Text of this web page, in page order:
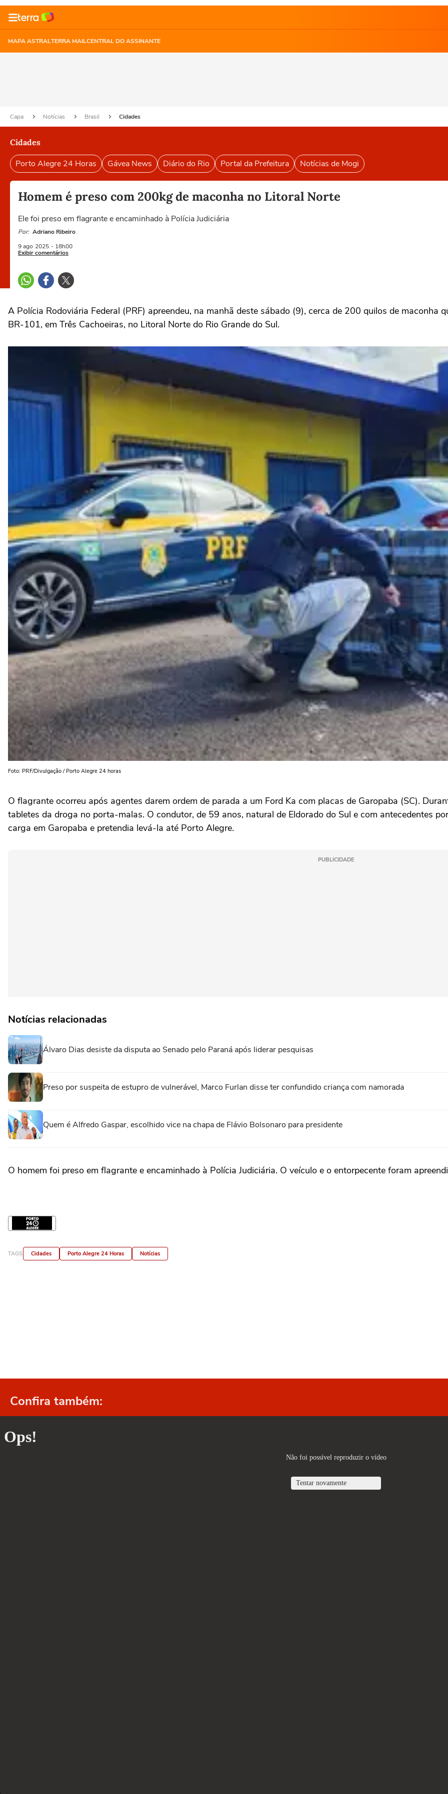
MAPA ASTRALTERRA MAILCENTRAL DO ASSINANTE
Capa Notícias Brasil Cidades
Cidades
Porto Alegre 24 Horas Gávea News Diário do Rio Portal da Prefeitura Notícias de Mogi
Homem é preso com 200kg de maconha no Litoral Norte
Ele foi preso em flagrante e encaminhado à Polícia Judiciária
Por: Adriano Ribeiro
9 ago 2025 - 18h00
Exibir comentários
A Polícia Rodoviária Federal (PRF) apreendeu, na manhã deste sábado (9), cerca de 200 quilos de maconha
BR-101, em Três Cachoeiras, no Litoral Norte do Rio Grande do Sul.
Foto: PRF/Divulgação / Porto Alegre 24 horas
O flagrante ocorreu após agentes darem ordem de parada a um Ford Ka com placas de Garopaba (SC).
tabletes da droga no porta-malas. O condutor, de 59 anos, natural de Eldorado do Sul e com antecedentes
carga em Garopaba e pretendia levá-la até Porto Alegre.
PUBLICIDADE
Notícias relacionadas
Álvaro Dias desiste da disputa ao Senado pelo Paraná após liderar pesquisas
Preso por suspeita de estupro de vulnerável, Marco Furlan disse ter confundido criança com namorada
Quem é Alfredo Gaspar, escolhido vice na chapa de Flávio Bolsonaro para presidente
O homem foi preso em flagrante e encaminhado à Polícia Judiciária. O veículo e o entorpecente foram
TAGS Cidades Porto Alegre 24 Horas Notícias
Confira também: